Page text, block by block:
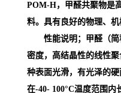
POM-H，甲醛共聚物是
料。具有良好的物理、机
性能说明；甲醛（
密度，高结晶性的线性
种表面光滑，有光泽的
在-40- 100°C温度范围